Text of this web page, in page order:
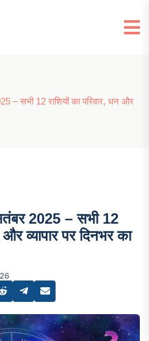
– सभी 12 राशियों का परिवार, धन और
2025 – सभी 12
और व्यापार पर दिनभर का